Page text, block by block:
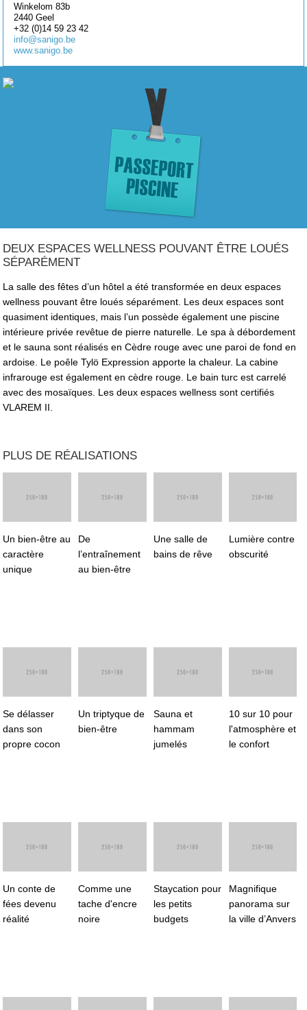
Winkelom 83b
2440 Geel
+32 (0)14 59 23 42
info@sanigo.be
www.sanigo.be
DEUX ESPACES WELLNESS POUVANT ÊTRE LOUÉS
SÉPARÉMENT
La salle des fêtes d’un hôtel a été transformée en deux espaces
wellness pouvant être loués séparément. Les deux espaces sont
quasiment identiques, mais l’un possède également une piscine
intérieure privée revêtue de pierre naturelle. Le spa à débordement
et le sauna sont réalisés en Cèdre rouge avec une paroi de fond en
ardoise. Le poêle Tylö Expression apporte la chaleur. La cabine
infrarouge est également en cèdre rouge. Le bain turc est carrelé
avec des mosaïques. Les deux espaces wellness sont certifiés
VLAREM II.
PLUS DE RÉALISATIONS
Un bien-être au
caractère
unique
De
l’entraînement
au bien-être
Une salle de
bains de rêve
Lumière contre
obscurité
Se délasser
dans son
propre cocon
Un triptyque de
bien-être
Sauna et
hammam
jumelés
10 sur 10 pour
l'atmosphère et
le confort
Un conte de
fées devenu
réalité
Comme une
tache d'encre
noire
Staycation pour
les petits
budgets
Magnifique
panorama sur
la ville d’Anvers